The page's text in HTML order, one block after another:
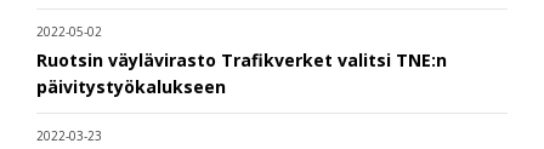
2022-05-02
Ruotsin väylävirasto Trafikverket valitsi TNE:n
päivitystyökalukseen
2022-03-23